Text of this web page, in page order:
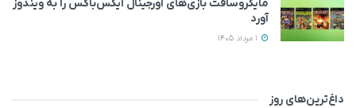
مایکروسافت بازی‌های اورجینال ایکس‌باکس را به ویندوز
آورد
داغ‌ترین‌های روز